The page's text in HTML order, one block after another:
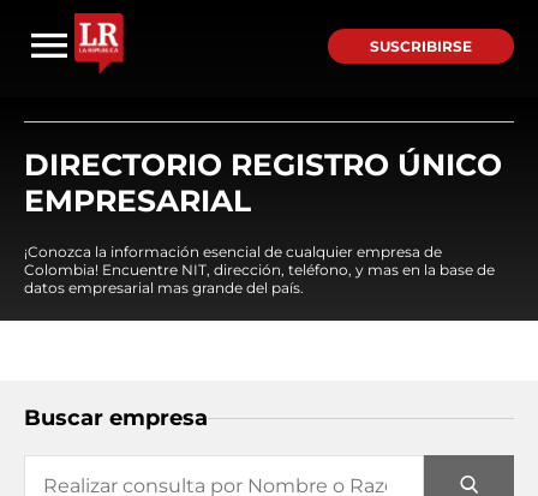
SUSCRIBIRSE
DIRECTORIO REGISTRO ÚNICO
EMPRESARIAL
¡Conozca la información esencial de cualquier empresa de
Colombia! Encuentre NIT, dirección, teléfono, y mas en la base de
datos empresarial mas grande del país.
Buscar empresa